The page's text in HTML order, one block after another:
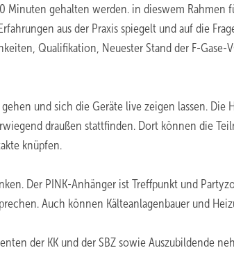
Minuten gehalten werden. in dieswem Rahmen
aus der Praxis spiegelt und auf die
Qualifikation, Neuester Stand der F-Gase-
und sich die Geräte live zeigen lassen. Die
draußen stattfinden. Dort können die
knüpfen.
Der PINK-Anhänger ist Treffpunkt und
Auch können Kälteanlagenbauer und
der KK und der SBZ sowie Auszubildende